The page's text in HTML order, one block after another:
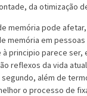
da otimização
memória pode
memória em
à principio parece ser,
reflexos da vida
segundo, além de
o processo de